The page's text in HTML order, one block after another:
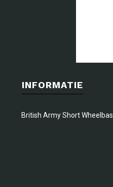
INFORMATIE
British Army Short